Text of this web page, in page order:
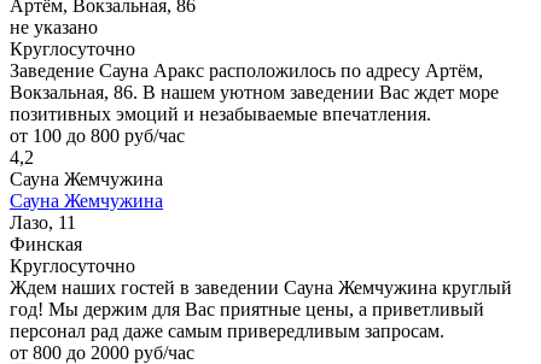
Артём, Вокзальная, 86
не указано
Круглосуточно
Заведение Сауна Аракс расположилось по адресу Артём,
Вокзальная, 86. В нашем уютном заведении Вас ждет море
позитивных эмоций и незабываемые впечатления.
от 100 до 800 руб/час
4,2
Сауна Жемчужина
Сауна Жемчужина
Лазо, 11
Финская
Круглосуточно
Ждем наших гостей в заведении Сауна Жемчужина круглый
год! Мы держим для Вас приятные цены, а приветливый
персонал рад даже самым привередливым запросам.
от 800 до 2000 руб/час